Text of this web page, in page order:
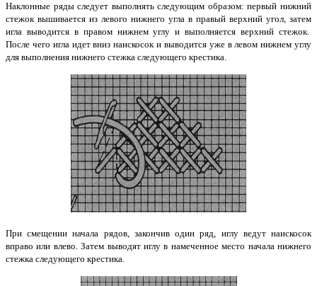
Наклонные ряды следует выполнять следующим образом: первый нижний
стежок вышивается из левого нижнего угла в правый верхний угол, затем
игла выводится в правом нижнем углу и выполняется верхний стежок.
После чего игла идет вниз наискосок и выводится уже в левом нижнем углу
для выполнения нижнего стежка следующего крестика.
При смещении начала рядов, закончив один ряд, иглу ведут наискосок
вправо или влево. Затем выводят иглу в намеченное место начала нижнего
стежка следующего крестика.